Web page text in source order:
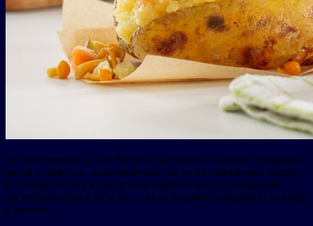
На протяжении 25 лет Крошка Картошка сохраняет традиции
вкуса и качества, за которые нас так любят миллионы людей,
и столько же наша концепция работает над инновациями,
экспериментируя во всем – вкусе, формате заведений, подходе
к работе.